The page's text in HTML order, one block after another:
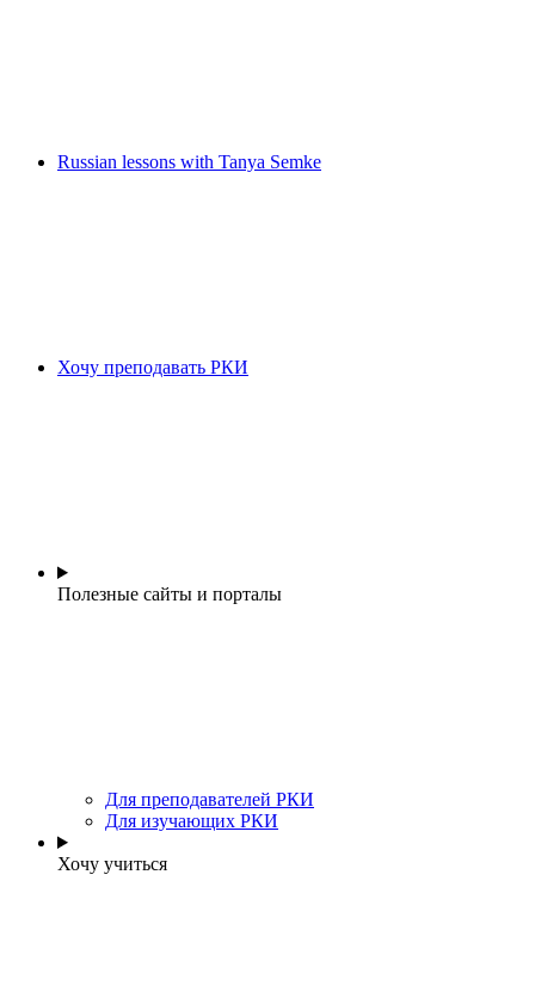
Russian lessons with Tanya Semke
Хочу преподавать РКИ
Полезные сайты и порталы
Для преподавателей РКИ
Для изучающих РКИ
Хочу учиться